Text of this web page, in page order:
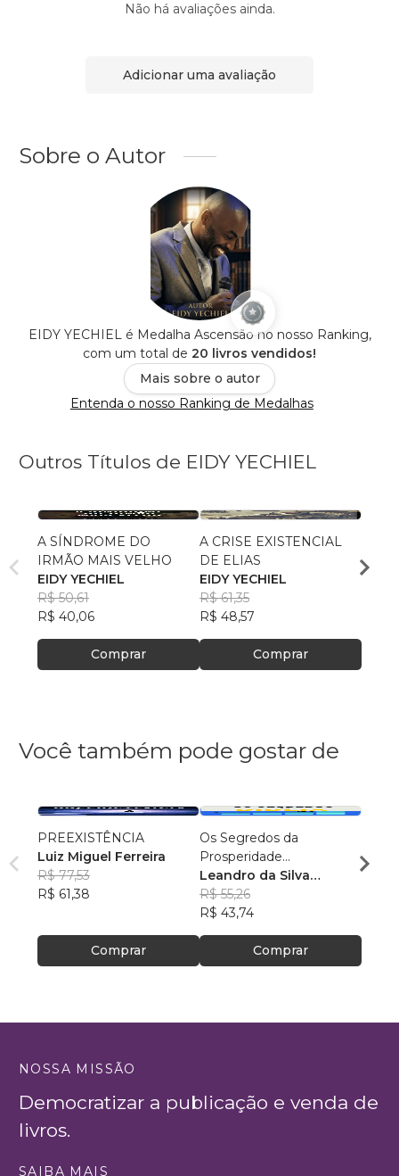
Não há avaliações ainda.
Adicionar uma avaliação
Sobre o Autor
EIDY YECHIEL é Medalha Ascensão no nosso Ranking,
com um total de 20 livros vendidos!
Mais sobre o autor
Entenda o nosso Ranking de Medalhas
Outros Títulos de EIDY YECHIEL
A SÍNDROME DO
IRMÃO MAIS VELHO
EIDY YECHIEL
R$ 50,61
R$ 40,06
Comprar
A CRISE EXISTENCIAL
DE ELIAS
EIDY YECHIEL
R$ 61,35
R$ 48,57
Comprar
EIDY
Você também pode gostar de
PREEXISTÊNCIA
Luiz Miguel Ferreira
R$ 77,53
R$ 61,38
Comprar
Os Segredos da
Prosperidade
Encontrados na Bíblia
Leandro da Silva
Martins
R$ 55,26
R$ 43,74
Comprar
NOSSA MISSÃO
Democratizar a publicação e venda de
livros.
SAIBA MAIS